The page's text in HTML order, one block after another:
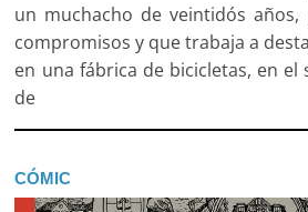
un muchacho de veintidós
compromisos y que trabaja a
en una fábrica de bicicletas, en
de
CÓMIC